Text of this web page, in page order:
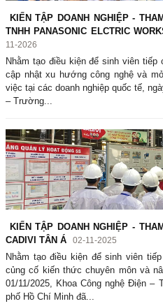
KIẾN TẬP DOANH NGHIỆP -
TNHH PANASONIC ELCTRIC
11-2026
Nhằm tạo điều kiện để sinh viên tiếp
cập nhật xu hướng công nghệ và
việc tại các doanh nghiệp quốc tế,
– Trường...
KIẾN TẬP DOANH NGHIỆP -
CADIVI TÂN Á
02-11-2025
Nhằm tạo điều kiện để sinh viên
củng cố kiến thức chuyên môn và
01/11/2025, Khoa Công nghệ Điện –
phố Hồ Chí Minh đã...